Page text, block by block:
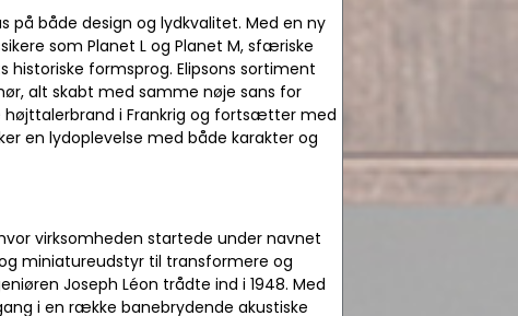
både design og lydkvalitet. Med en ny
som Planet L og Planet M, sfæriske
formsprog. Elipsons sortiment
alt skabt med samme nøje sans for
i Frankrig og fortsætter med
en lydoplevelse med både karakter og
virksomheden startede under navnet
miniatureudstyr til transformere og
Joseph Léon trådte ind i 1948. Med
i en række banebrydende akustiske